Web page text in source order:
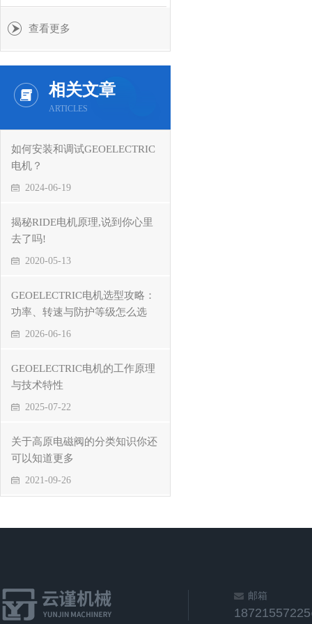
查看更多
相关文章
ARTICLES
如何安装和调试GEOELECTRIC
电机？
2024-06-19
揭秘RIDE电机原理,说到你心里
去了吗!
2020-05-13
GEOELECTRIC电机选型攻略：
功率、转速与防护等级怎么选
2026-06-16
GEOELECTRIC电机的工作原理
与技术特性
2025-07-22
关于高原电磁阀的分类知识你还
可以知道更多
2021-09-26
邮箱